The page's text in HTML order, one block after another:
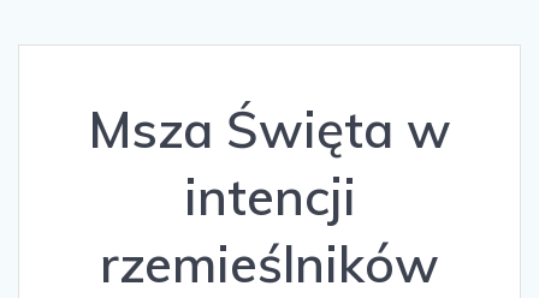
Msza Święta w
intencji
rzemieślników